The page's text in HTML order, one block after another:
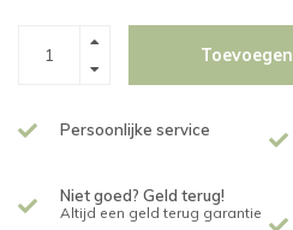
Persoonlijke service
Niet goed? Geld terug!
Altijd een geld terug garantie